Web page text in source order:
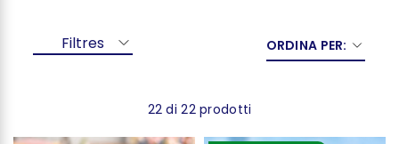
Filtres ORDINA PER:
22 di 22 prodotti